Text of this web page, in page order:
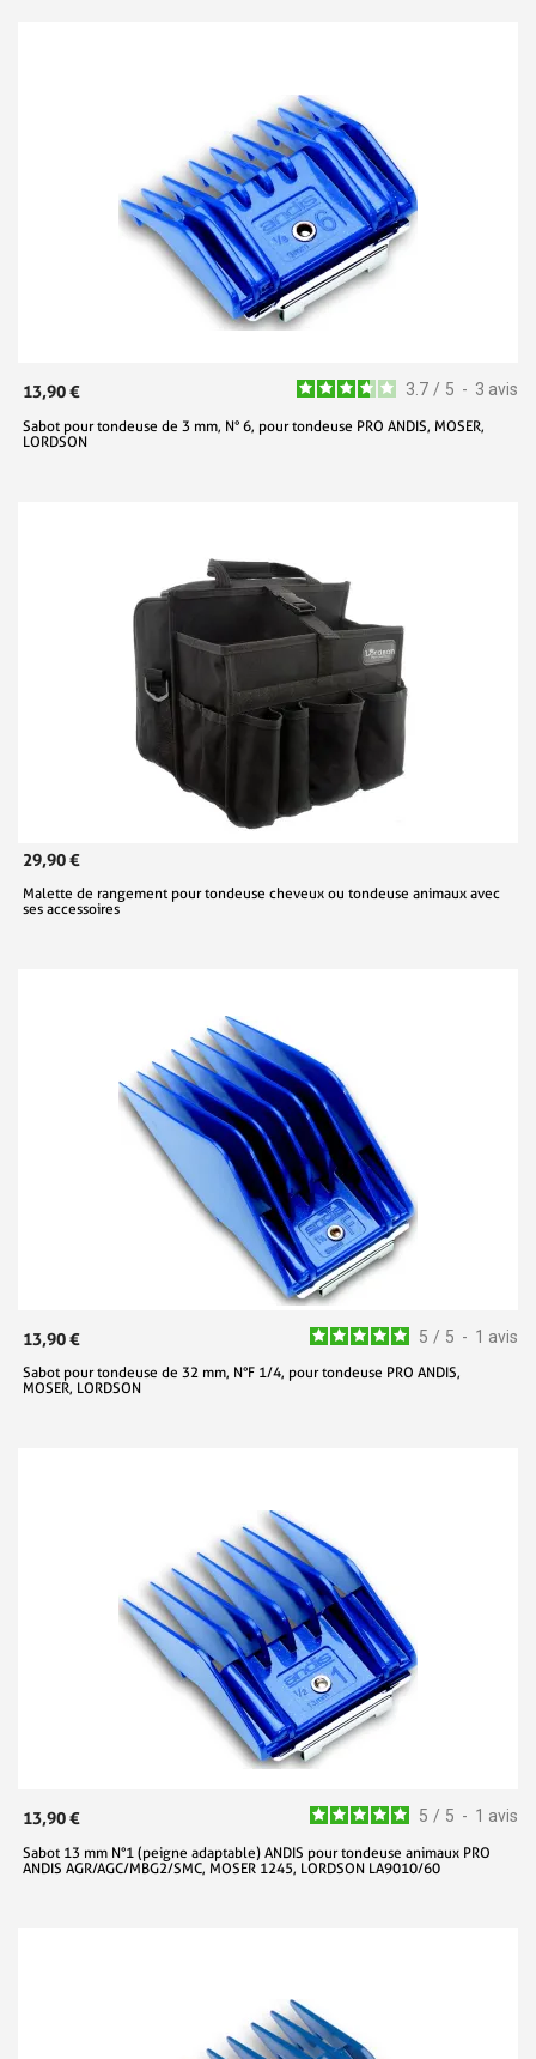
3.7 / 5 - 3 avis
13,90 €
Sabot pour tondeuse de 3 mm, N° 6, pour tondeuse PRO ANDIS, MOSER,
LORDSON
29,90 €
Malette de rangement pour tondeuse cheveux ou tondeuse animaux avec
ses accessoires
5 / 5 - 1 avis
13,90 €
Sabot pour tondeuse de 32 mm, N°F 1/4, pour tondeuse PRO ANDIS,
MOSER, LORDSON
5 / 5 - 1 avis
13,90 €
Sabot 13 mm N°1 (peigne adaptable) ANDIS pour tondeuse animaux PRO
ANDIS AGR/AGC/MBG2/SMC, MOSER 1245, LORDSON LA9010/60